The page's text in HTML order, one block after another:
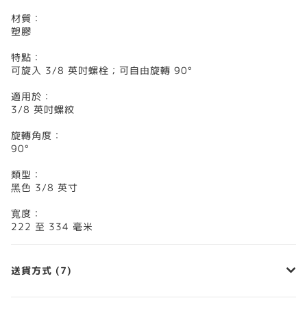
材質：
塑膠
特點：
可旋入 3/8 英吋螺栓；可自由旋轉 90°
適用於：
3/8 英吋螺紋
旋轉角度：
90°
類型：
黑色 3/8 英寸
寬度：
222 至 334 毫米
送貨方式 (7)